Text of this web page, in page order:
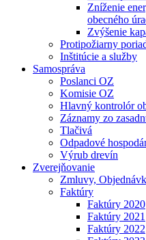
Zníženie
obecného
Zvýšenie
Protipožiarny
Inštitúcie a služby
Samospráva
Poslanci OZ
Komisie OZ
Hlavný kontrolór
Záznamy zo
Tlačivá
Odpadové
Výrub drevín
Zverejňovanie
Zmluvy,
Faktúry
Faktúry 2020
Faktúry 2021
Faktúry 2022